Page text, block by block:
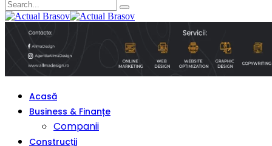
Acasă
Business & Finanțe
Companii
Construcții